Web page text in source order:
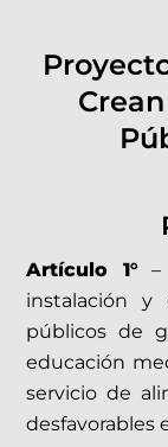
Artículo 1°–
instalación y
públicos de
educación
servicio de
desfavorables